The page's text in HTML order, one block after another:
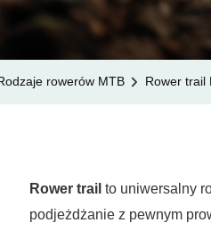
rowerów MTB Rower trail
Rower trail to uniwersalny
podjeżdżanie z pewnym